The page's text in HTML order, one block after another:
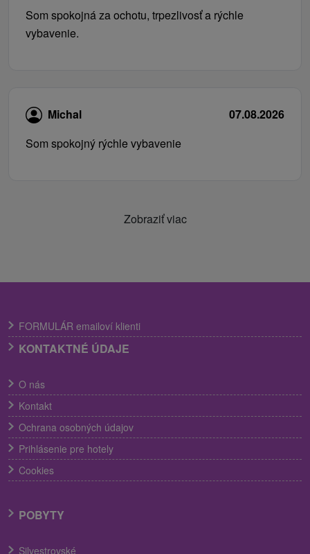
Som spokojná za ochotu, trpezlivosť a rýchle
vybavenie.
Michal
07.08.2026
Som spokojný rýchle vybavenie
Zobraziť viac
FORMULÁR emailoví klienti
KONTAKTNÉ ÚDAJE
O nás
Kontakt
Ochrana osobných údajov
Prihlásenie pre hotely
Cookies
POBYTY
Silvestrovské